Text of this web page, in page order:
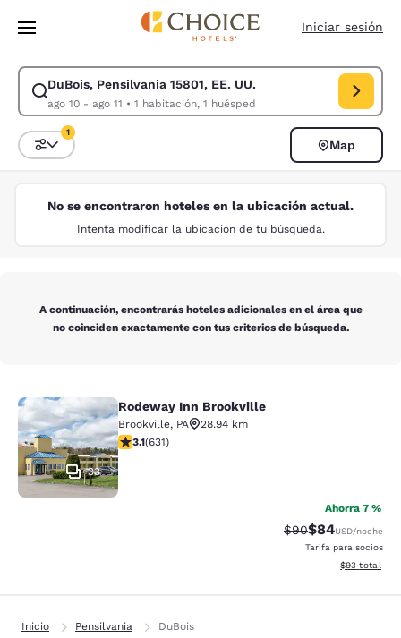
Pasar A Contenido Principal
Iniciar sesión
DuBois, Pensilvania 15801, EE. UU.
ago 10 - ago 11 • 1 habitación, 1 huésped
Modificar la búsqueda de DuBois, Pensilvania 15801, EE. UU.. Fecha
Ordenar y filtrar
1
Map
No se encontraron hoteles en la ubicación actual.
Intenta modificar la ubicación de tu búsqueda.
A continuación, encontrarás hoteles adicionales en el área que
no coinciden exactamente con tus criterios de búsqueda.
Rodeway Inn Brookville
33
Rodeway Inn Brookville
Brookville, PA
28.94 km
calificación de 3.13 estrellas. Bueno. 631 reseñas
3.1(631)
Ahorra 7 %
Precio tachado:
$90Precio con
$84USD/noche
Tarifa para socios
Ver detalles
$93 total
Inicio Pensilvania DuBois